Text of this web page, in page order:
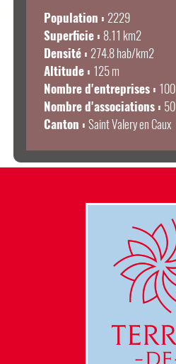
Population : 2229
Superficie : 8.11 km2
Densité : 274.8 hab/km2
Altitude : 125 m
Nombre d'entreprises : 100
Nombre d'associations : 50
Canton : Saint Valery en Caux